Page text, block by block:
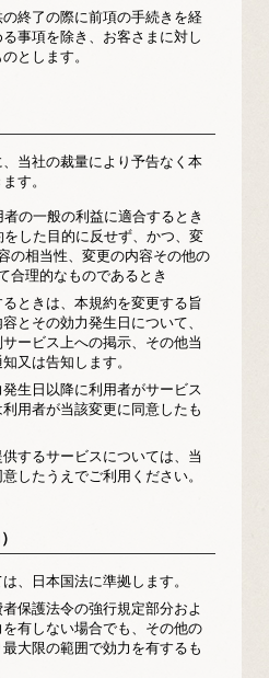
終了の際に前項の手続きを経
事項を除き、お客さまに対し
とします。
当社の裁量により予告なく本
す。
の一般の利益に適合するとき
した目的に反せず、かつ、変
の相当性、変更の内容その他の
合理的なものであるとき
ときは、本規約を変更する旨
とその効力発生日について、
ービス上への掲示、その他当
又は告知します。
生日以降に利用者がサービス
用者が当該変更に同意したも
するサービスについては、当
したうえでご利用ください。
、日本国法に準拠します。
保護法令の強行規定部分およ
有しない場合でも、その他の
大限の範囲で効力を有するも